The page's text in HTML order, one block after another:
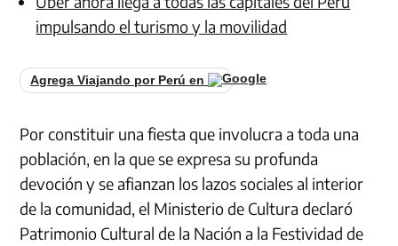
impulsando el turismo y la movilidad
Agrega Viajando por Perú en
Por constituir una fiesta que involucra a toda una
población, en la que se expresa su profunda
devoción y se afianzan los lazos sociales al interior
de la comunidad, el Ministerio de Cultura declaró
Patrimonio Cultural de la Nación a la Festividad de